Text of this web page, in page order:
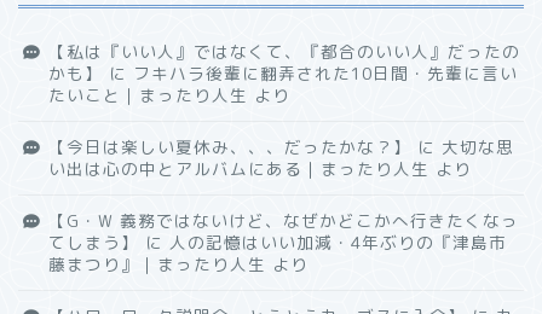
【私は『いい人』ではなくて、『都合のいい人』だったの
かも】
に フキハラ後輩に翻弄された10日間・先輩に言い
たいこと｜まったり人生 より
【今日は楽しい夏休み、、、だったかな？】 に 大切な思
い出は心の中とアルバムにある｜まったり人生 より
【G・W 義務ではないけど、なぜかどこかへ行きたくなっ
てしまう】
に 人の記憶はいい加減・4年ぶりの『津島市
藤まつり』｜まったり人生 より